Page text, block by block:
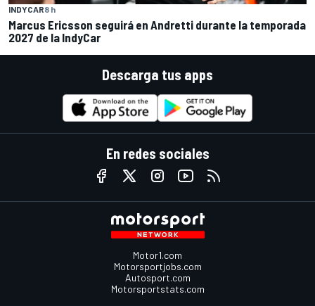
INDYCAR8 h
Marcus Ericsson seguirá en Andretti durante la temporada
2027 de la IndyCar
Descarga tus apps
En redes sociales
Motor1.com
Motorsportjobs.com
Autosport.com
Motorsportstats.com